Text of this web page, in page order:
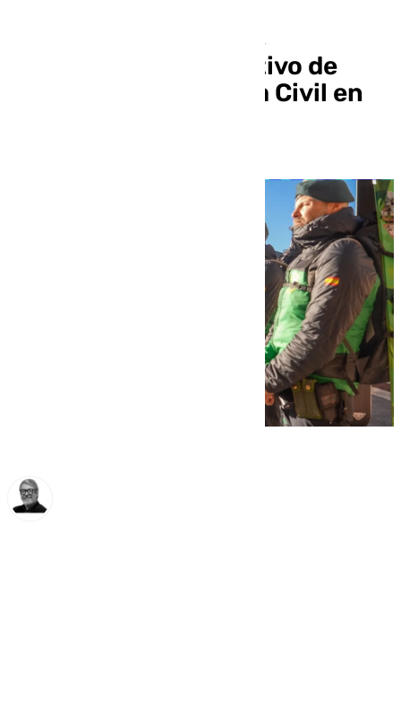
Más de 300 efectivos
componen el dispositivo de
invernal de la Guardia Civil en